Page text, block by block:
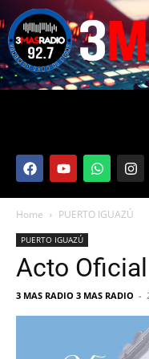
Home PUERTO IGUAZÚ
PUERTO IGUAZÚ
Acto
3 MAS RADIO 3 MAS RADIO -